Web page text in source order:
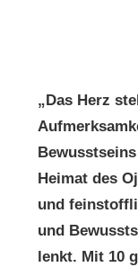
„Das Herz
Heimat des
und
und
lenkt. Mit 10